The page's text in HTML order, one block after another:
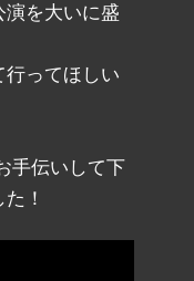
を大いに盛
ってほしい
手伝いして下
！